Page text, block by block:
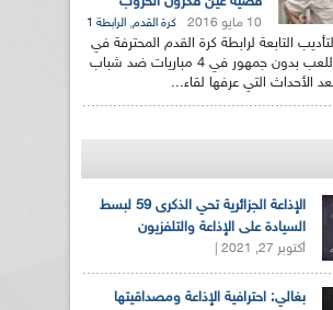
10 مايو 2016 كرة القدم, الرابطة 1
التابعة لرابطة كرة القدم المحترفة في
الجزائر عقوبة اللعب بدون جمهور في 4 مباريات ضد شباب
الأحداث التي عرفها لقاء...
الإذاعة الجزائرية تحي الذكرى 59 لبسط
السيادة على الإذاعة والتلفزيون
أكتوبر 27, 2021 |
بغالي: احترافية الإذاعة ومصداقيتها